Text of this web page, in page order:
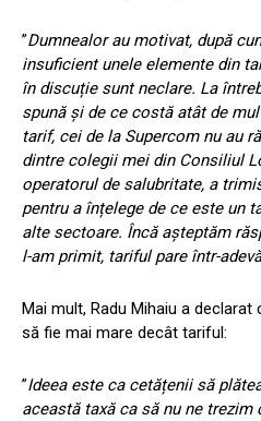
”Dumnealor au motivat, după
insuficient unele elemente din
în discuție sunt neclare. La
spună și de ce costă atât de
tarif, cei de la Supercom nu au
dintre colegii mei din Consiliul
operatorul de salubritate, a
pentru a înțelege de ce este un
alte sectoare. Încă așteptăm
l-am primit, tariful pare într-
Mai mult, Radu Mihaiu a
să fie mai mare decât tariful:
”Ideea este ca cetățenii să
această taxă ca să nu ne trezim